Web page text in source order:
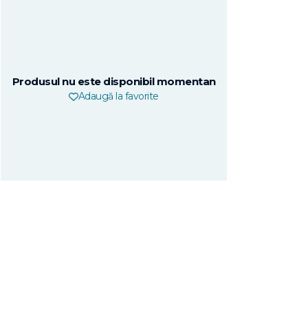
Produsul nu este disponibil momentan
Adaugă la favorite